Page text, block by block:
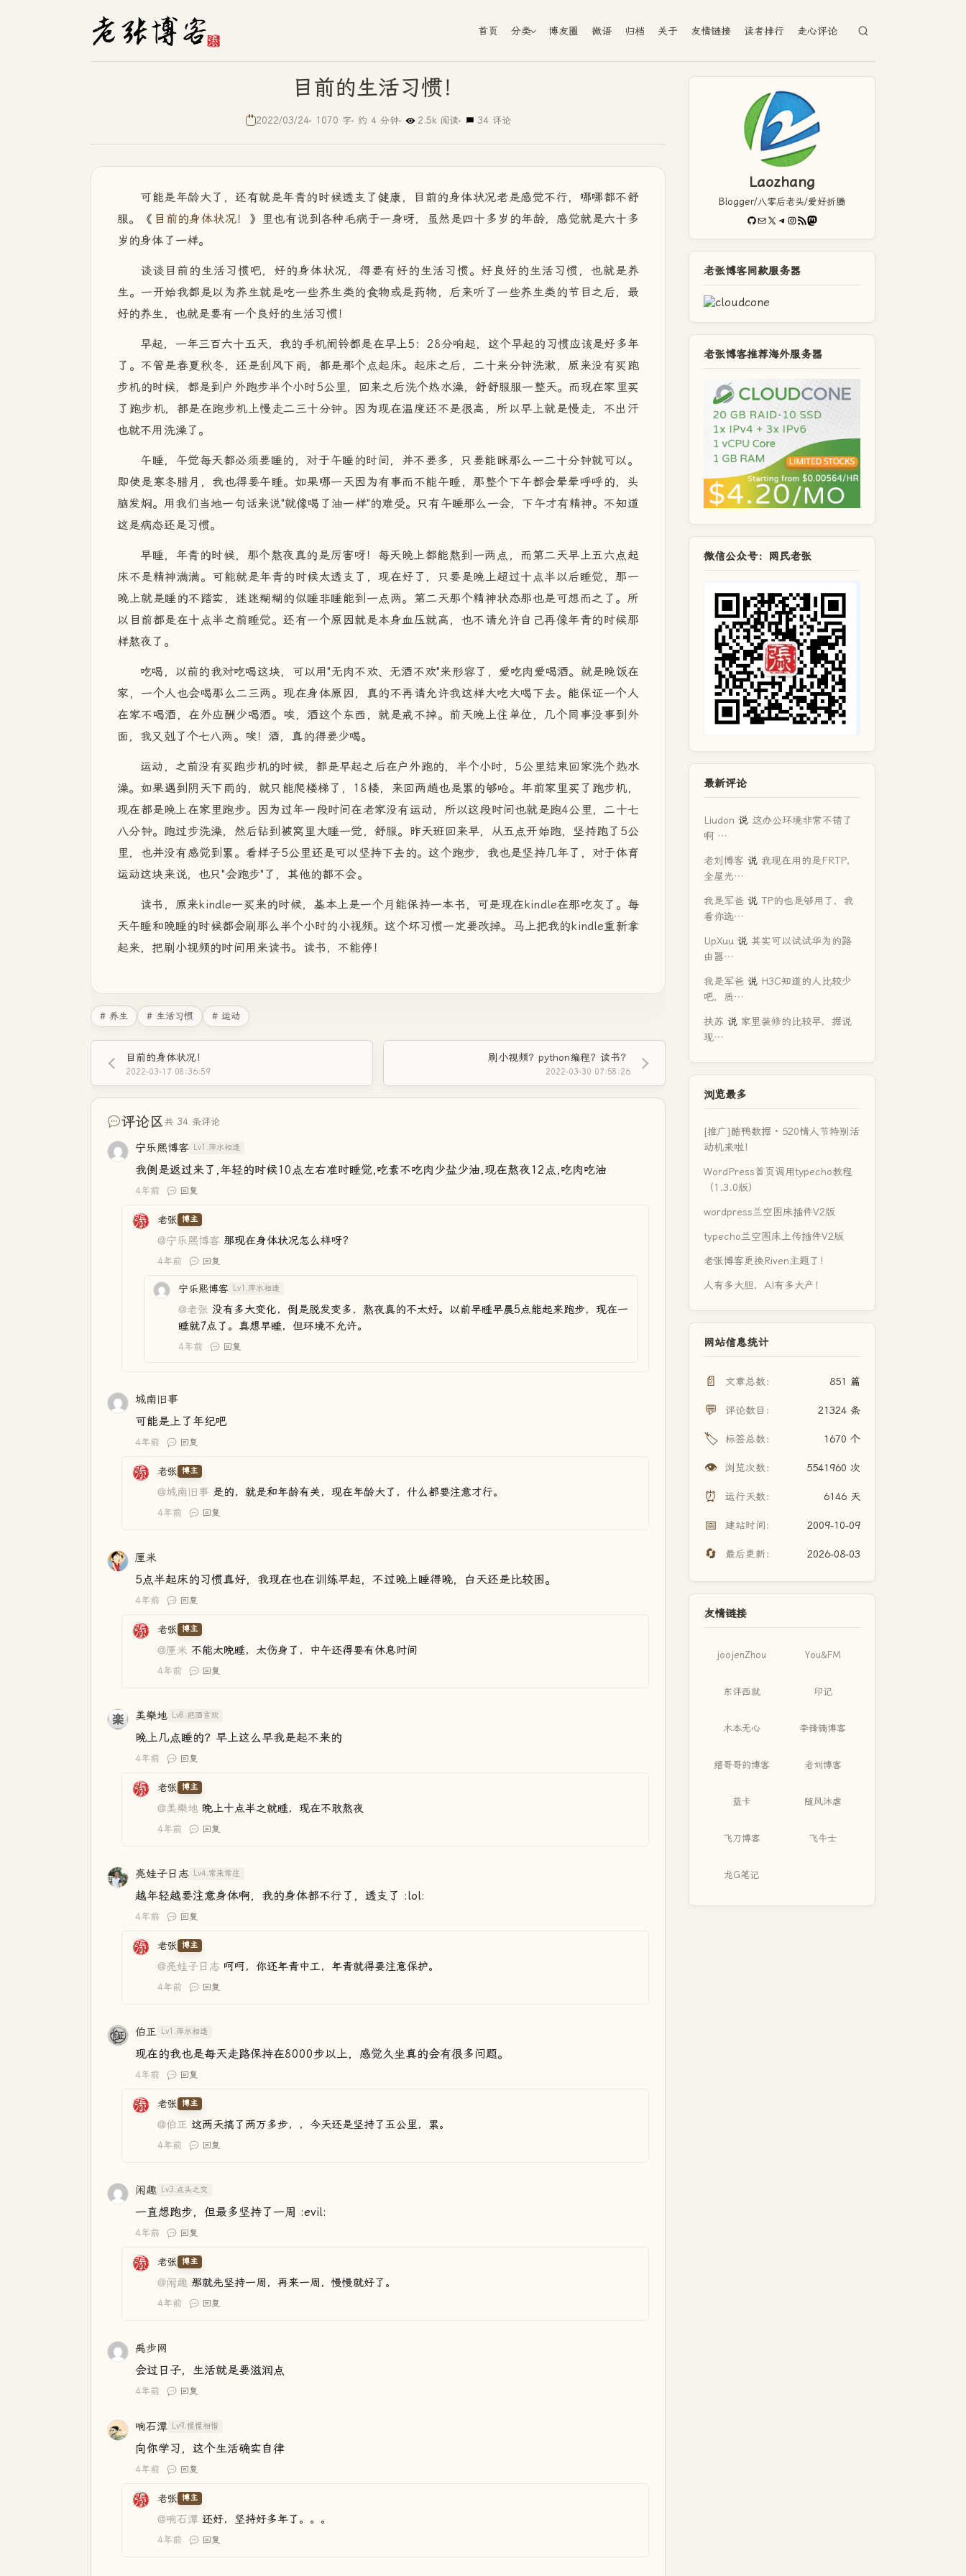
首页 分类 博友圈 微语 归档 关于 友情链接 读者排行 走心评论
目前的生活习惯！
2022/03/24 1070 字 约 4 分钟 2.5k 阅读 34 评论
可能是年龄大了，还有就是年青的时候透支了健康，目前的身体状况老是感觉不行，哪哪都不舒
服。《 目前的身体状况！
》里也有说到各种毛病于一身呀，虽然是四十多岁的年龄，感觉就是六十多
岁的身体了一样。
谈谈目前的生活习惯吧，好的身体状况，得要有好的生活习惯。好良好的生活习惯，也就是养
生。一开始我都是以为养生就是吃一些养生类的食物或是药物，后来听了一些养生类的节目之后，最
好的养生，也就是要有一个良好的生活习惯！
早起，一年三百六十五天，我的手机闹铃都是在早上5：28分响起，这个早起的习惯应该是好多年
了。不管是春夏秋冬，还是刮风下雨，都是那个点起床。起床之后，二十来分钟洗漱，原来没有买跑
步机的时候，都是到户外跑步半个小时5公里，回来之后洗个热水澡，舒舒服服一整天。而现在家里买
了跑步机，都是在跑步机上慢走二三十分钟。因为现在温度还不是很高，所以早上就是慢走，不出汗
也就不用洗澡了。
午睡，午觉每天都必须要睡的，对于午睡的时间，并不要多，只要能眯那么一二十分钟就可以。
即使是寒冬腊月，我也得要午睡。如果哪一天因为有事而不能午睡，那整个下午都会晕晕呼呼的，头
脑发焖。用我们当地一句话来说"就像喝了油一样"的难受。只有午睡那么一会，下午才有精神。不知道
这是病态还是习惯。
早睡，年青的时候，那个熬夜真的是厉害呀！每天晚上都能熬到一两点，而第二天早上五六点起
床不是精神满满。可能就是年青的时候太透支了，现在好了，只要是晚上超过十点半以后睡觉，那一
晚上就是睡的不踏实，迷迷糊糊的似睡非睡能到一点两。第二天那个精神状态那也是可想而之了。所
以目前都是在十点半之前睡觉。还有一个原因就是本身血压就高，也不请允许自己再像年青的时候那
样熬夜了。
吃喝，以前的我对吃喝这块，可以用"无肉不欢、无酒不欢"来形容了，爱吃肉爱喝酒。就是晚饭在
家，一个人也会喝那么二三两。现在身体原因，真的不再请允许我这样大吃大喝下去。能保证一个人
在家不喝酒，在外应酬少喝酒。唉，酒这个东西，就是戒不掉。前天晚上住单位，几个同事没事到外
面，我又剋了个七八两。唉！酒，真的得要少喝。
运动，之前没有买跑步机的时候，都是早起之后在户外跑的，半个小时，5公里结束回家洗个热水
澡。如果遇到阴天下雨的，就只能爬楼梯了，18楼，来回两趟也是累的够呛。年前家里买了跑步机，
现在都是晚上在家里跑步。因为过年一段时间在老家没有运动，所以这段时间也就是跑4公里，二十七
八分钟。跑过步洗澡，然后钻到被窝里大睡一觉，舒服。昨天班回来早，从五点开始跑，坚持跑了5公
里，也并没有感觉到累。看样子5公里还是可以坚持下去的。这个跑步，我也是坚持几年了，对于体育
运动这块来说，也只"会跑步"了，其他的都不会。
读书，原来kindle一买来的时候，基本上是一个月能保持一本书，可是现在kindle在那吃灰了。每
天午睡和晚睡的时候都会刷那么半个小时的小视频。这个坏习惯一定要改掉。马上把我的kindle重新拿
起来，把刷小视频的时间用来读书。读书，不能停！
# 养生 # 生活习惯 # 运动
目前的身体状况！
2022-03-17 08:36:59
刷小视频？python编程？读书？
2022-03-30 07:58:26
评论区共 34 条评论
宁乐熙博客 Lv1.萍水相逢
我倒是返过来了,年轻的时候10点左右准时睡觉,吃素不吃肉少盐少油,现在熬夜12点,吃肉吃油
4年前 回复
老张 博主
@宁乐熙博客 那现在身体状况怎么样呀？
4年前 回复
宁乐熙博客 Lv1.萍水相逢
@老张 没有多大变化，倒是脱发变多，熬夜真的不太好。以前早睡早晨5点能起来跑步，现在一
睡就7点了。真想早睡，但环境不允许。
4年前 回复
城南旧事
可能是上了年纪吧
4年前 回复
老张 博主
@城南旧事 是的，就是和年龄有关，现在年龄大了，什么都要注意才行。
4年前 回复
厘米
5点半起床的习惯真好，我现在也在训练早起，不过晚上睡得晚，白天还是比较困。
4年前 回复
老张 博主
@厘米 不能太晚睡，太伤身了，中午还得要有休息时间
4年前 回复
美樂地 Lv8.把酒言欢
晚上几点睡的？早上这么早我是起不来的
4年前 回复
老张 博主
@美樂地 晚上十点半之就睡，现在不敢熬夜
4年前 回复
亮娃子日志 Lv4.常来常往
越年轻越要注意身体啊，我的身体都不行了，透支了 :lol:
4年前 回复
老张 博主
@亮娃子日志 呵呵，你还年青中工，年青就得要注意保护。
4年前 回复
伯正 Lv1.萍水相逢
现在的我也是每天走路保持在8000步以上，感觉久坐真的会有很多问题。
4年前 回复
老张 博主
@伯正 这两天搞了两万多步，，今天还是坚持了五公里，累。
4年前 回复
闲趣 Lv3.点头之交
一直想跑步，但最多坚持了一周 :evil:
4年前 回复
老张 博主
@闲趣 那就先坚持一周，再来一周，慢慢就好了。
4年前 回复
禹步网
会过日子，生活就是要滋润点
4年前 回复
响石潭 Lv9.惺惺相惜
向你学习，这个生活确实自律
4年前 回复
老张 博主
@响石潭 还好，坚持好多年了。。。
4年前 回复
Laozhang
Blogger/八零后老头/爱好折腾
GitHub
电子邮件X Telegram
Instagram
RSS FeedMastodon
老张博客同款服务器
老张博客推荐海外服务器
微信公众号：网民老张
最新评论
Liudon 说 这办公环境非常不错了
啊 …
老刘博客 说 我现在用的是FRTP，
全屋光…
我是军爸 说 TP的也是够用了，我
看你选…
UpXuu 说 其实可以试试华为的路
由器…
我是军爸 说 H3C知道的人比较少
吧，质…
扶苏 说 家里装修的比较早，据说
现…
浏览最多
[推广]酷鸭数据 · 520情人节特别活
动机来啦！
WordPress首页调用typecho教程
（1.3.0版）
wordpress兰空图床插件V2版
typecho兰空图床上传插件V2版
老张博客更换Riven主题了！
人有多大胆，AI有多大产！
网站信息统计
📄 文章总数： 851 篇
💬 评论数目： 21324 条
🏷️ 标签总数： 1670 个
👁️ 浏览次数： 5541960 次
⏰ 运行天数： 6146 天
📅 建站时间： 2009-10-09
🔄 最后更新： 2026-08-03
友情链接
joojenZhou You&FM
东评西就 印记
木本无心 李锋镝博客
缙哥哥的博客 老刘博客
蓝卡 随风沐虐
飞刀博客 飞牛士
龙G笔记